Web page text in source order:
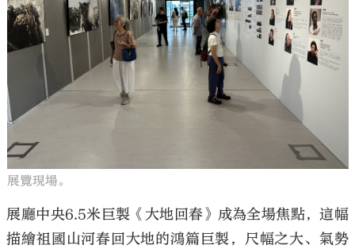
展覽現場。
展廳中央6.5米巨製《大地回春》成為全場焦點，這幅
描繪祖國山河春回大地的鴻篇巨製，尺幅之大、氣勢